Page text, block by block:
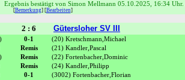
Ergebnis bestätigt von Simon Mellmann 05.10.2025, 16:34 Uhr.
[Bemerkung] [Bearbeiten]
2 : 6 Gütersloher SV III
0-1 (20) Kretschmann,Michael
Remis (21) Kandler,Pascal
Remis (22) Fortenbacher,Dominic
Remis (24) Kandler,Philipp
0-1 (3002) Fortenbacher,Florian